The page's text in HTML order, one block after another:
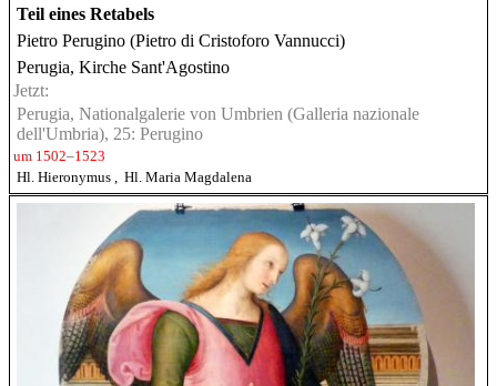
Teil eines Retabels
Pietro Perugino (Pietro di Cristoforo Vannucci)
Perugia, Kirche Sant'Agostino
Jetzt:
Perugia, Nationalgalerie von Umbrien (Galleria nazionale
dell'Umbria), 25: Perugino
um 1502–1523
Hl. Hieronymus , Hl. Maria Magdalena